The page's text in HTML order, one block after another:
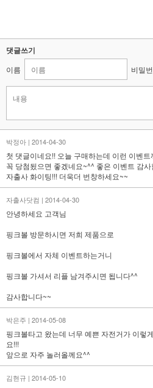
댓글쓰기
이름 비밀
박정아 | 2014-04-30
첫 댓글이네요!! 오늘 구매하는데 이런 이벤트
꼭 당첨됬으면 좋겠네요~^^ 좋은 이벤트 감사
자출사 화이팅!!! 더욱더 번창하세요~~
자출사닷컴 | 2014-04-30
안녕하세요 고객님
핑크볼 방문하시면 저희 제품으로
핑크볼에서 자체 이벤트하는거니
핑크볼 가셔서 리플 남겨주시면 됩니다^^
감사합니다~~
박은주 | 2014-05-08
핑크볼타고 왔는데 너무 예쁜 자전거가 이렇
요!!!
앞으로 자주 놀러올께요^^
김현규 | 2014-05-10